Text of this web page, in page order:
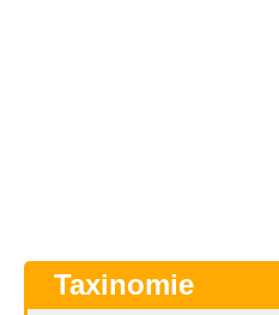
Taxinomie